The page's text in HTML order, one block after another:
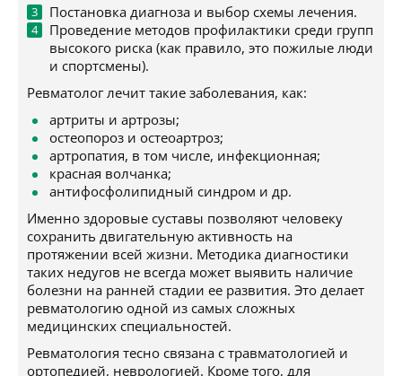
Постановка диагноза и выбор схемы лечения.
Проведение методов профилактики среди групп
высокого риска (как правило, это пожилые люди
и спортсмены).
Ревматолог лечит такие заболевания, как:
артриты и артрозы;
остеопороз и остеоартроз;
артропатия, в том числе, инфекционная;
красная волчанка;
антифосфолипидный синдром и др.
Именно здоровые суставы позволяют человеку
сохранить двигательную активность на
протяжении всей жизни. Методика диагностики
таких недугов не всегда может выявить наличие
болезни на ранней стадии ее развития. Это делает
ревматологию одной из самых сложных
медицинских специальностей.
Ревматология тесно связана с травматологией и
ортопедией, неврологией. Кроме того, для